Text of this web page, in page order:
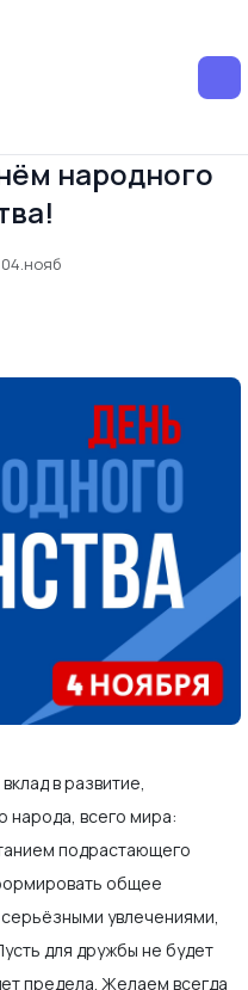
народного
04.нояб
в развитие,
народа, всего мира:
подрастающего
общее
увлечениями,
для дружбы не будет
предела. Желаем всегда